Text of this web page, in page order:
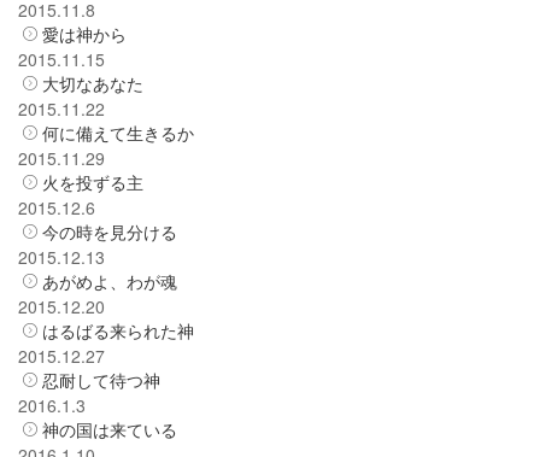
2015.11.8
愛は神から
2015.11.15
大切なあなた
2015.11.22
何に備えて生きるか
2015.11.29
火を投ずる主
2015.12.6
今の時を見分ける
2015.12.13
あがめよ、わが魂
2015.12.20
はるばる来られた神
2015.12.27
忍耐して待つ神
2016.1.3
神の国は来ている